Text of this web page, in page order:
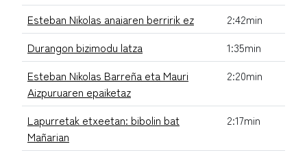
Esteban Nikolas anaiaren berririk ez
2:42min
Durangon bizimodu latza
1:35min
Esteban Nikolas Barreña eta Mauri
Aizpuruaren epaiketaz
2:20min
Lapurretak etxeetan: bibolin bat
Mañarian
2:17min